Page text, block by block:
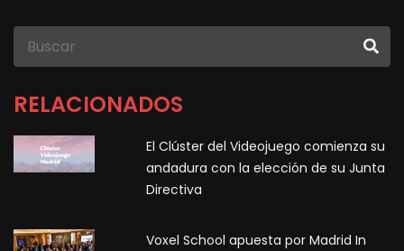
RELACIONADOS
El Clúster del Videojuego comienza su
andadura con la elección de su Junta
Directiva
Voxel School apuesta por Madrid In